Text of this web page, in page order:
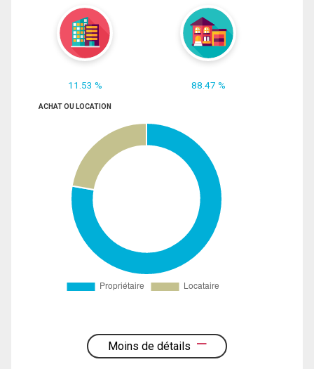
11.53 % 88.47 %
ACHAT OU LOCATION
Moins de détails